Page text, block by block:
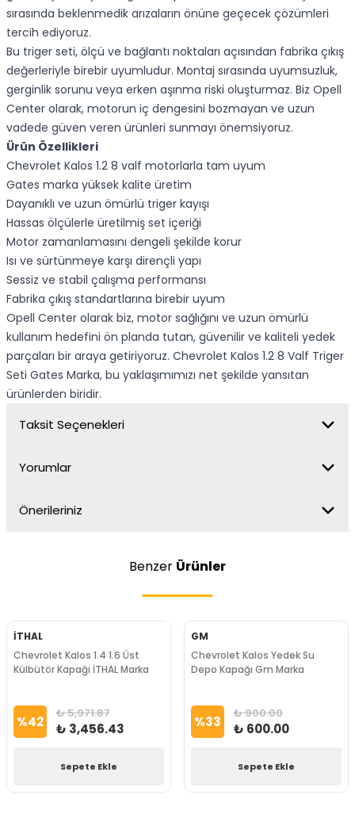
sırasında beklenmedik arızaların önüne geçecek çözümleri
tercih ediyoruz.
Bu triger seti, ölçü ve bağlantı noktaları açısından fabrika çıkış
değerleriyle birebir uyumludur. Montaj sırasında uyumsuzluk,
gerginlik sorunu veya erken aşınma riski oluşturmaz. Biz Opell
Center olarak, motorun iç dengesini bozmayan ve uzun
vadede güven veren ürünleri sunmayı önemsiyoruz.
Ürün Özellikleri
Chevrolet Kalos 1.2 8 valf motorlarla tam uyum
Gates marka yüksek kalite üretim
Dayanıklı ve uzun ömürlü triger kayışı
Hassas ölçülerle üretilmiş set içeriği
Motor zamanlamasını dengeli şekilde korur
Isı ve sürtünmeye karşı dirençli yapı
Sessiz ve stabil çalışma performansı
Fabrika çıkış standartlarına birebir uyum
Opell Center olarak biz, motor sağlığını ve uzun ömürlü
kullanım hedefini ön planda tutan, güvenilir ve kaliteli yedek
parçaları bir araya getiriyoruz. Chevrolet Kalos 1.2 8 Valf Triger
Seti Gates Marka, bu yaklaşımımızı net şekilde yansıtan
ürünlerden biridir.
Taksit Seçenekleri
Yorumlar
Önerileriniz
Benzer Ürünler
İTHAL
Chevrolet Kalos 1.4 1.6 Üst
Külbütör Kapağı İTHAL Marka
%42 ₺ 5,971.87
₺ 3,456.43
Sepete Ekle
GM
Chevrolet Kalos Yedek Su
Depo Kapağı Gm Marka
%33 ₺ 900.00
₺ 600.00
Sepete Ekle